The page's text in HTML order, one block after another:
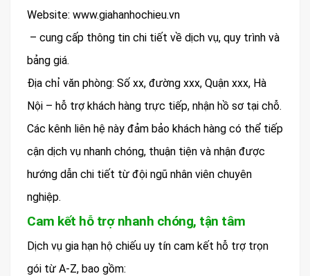
Website: www.giahanhochieu.vn
– cung cấp thông tin chi tiết về dịch vụ, quy trình và
bảng giá.
Địa chỉ văn phòng: Số xx, đường xxx, Quận xxx, Hà
Nội – hỗ trợ khách hàng trực tiếp, nhận hồ sơ tại chỗ.
Các kênh liên hệ này đảm bảo khách hàng có thể tiếp
cận dịch vụ nhanh chóng, thuận tiện và nhận được
hướng dẫn chi tiết từ đội ngũ nhân viên chuyên
nghiệp.
Cam kết hỗ trợ nhanh chóng, tận tâm
Dịch vụ gia hạn hộ chiếu uy tín cam kết hỗ trợ trọn
gói từ A-Z, bao gồm: